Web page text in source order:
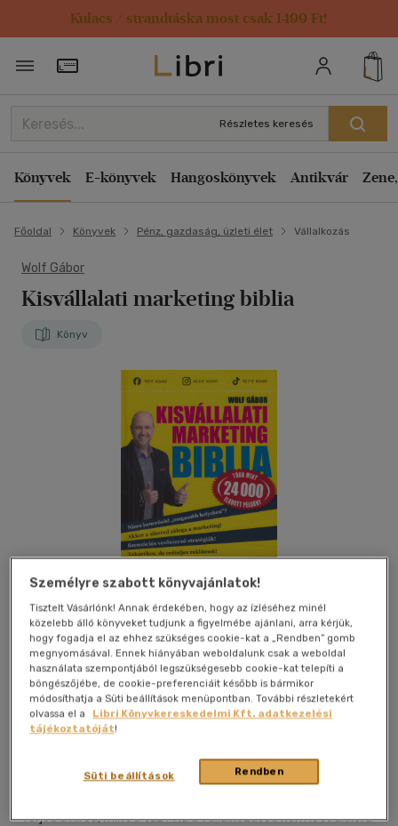
Kulacs / strandtáska most csak 1499 Ft!
Törzsvásárlói Kártya adatai
Részletes keresés
Könyvek E-könyvek Hangoskönyvek Antikvár
Főoldal Könyvek Pénz, gazdaság, üzleti élet Vállalkozás
Wolf Gábor
Kisvállalati marketing biblia
Könyv
Kívánságlistához adom Megosztom
(15 vélemény)
Terjed a híred, mint a tűz? Ha a vállalkozásod nem lett akkora
Személyre szabott könyvajánlatok!
Tisztelt Vásárlónk! Annak érdekében, hogy az ízléséhez minél
közelebb álló könyveket tudjunk a figyelmébe ajánlani, arra kérjük,
hogy fogadja el az ehhez szükséges cookie-kat a „Rendben” gomb
megnyomásával. Ennek hiányában weboldalunk csak a weboldal
használata szempontjából legszükségesebb cookie-kat telepíti a
böngészőjébe, de cookie-preferenciáit később is bármikor
módosíthatja a Süti beállítások menüpontban. További részletekért
olvassa el a
Libri Könyvkereskedelmi Kft. adatkezelési
tájékoztatóját!
Rendben
Süti beállítások